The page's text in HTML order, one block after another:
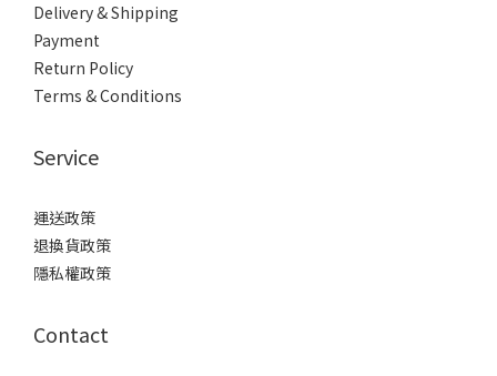
Delivery & Shipping
Payment
Return Policy
Terms & Conditions
Service
運送政策
退換貨政策
隱私權政策
Contact